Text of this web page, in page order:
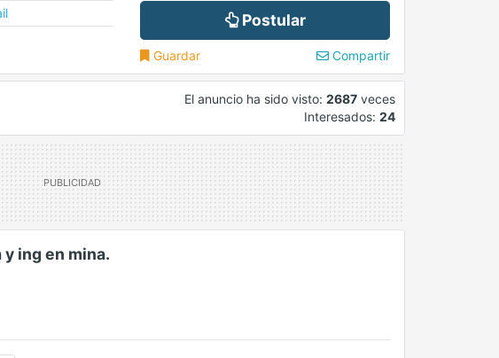
Postular
Guardar Compartir
El anuncio ha sido visto: 2687 veces
Interesados: 24
ing en mina.